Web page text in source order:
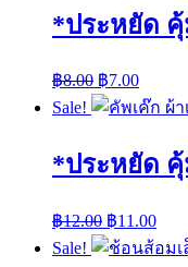
*ประหยัด คุ้
฿8.00 ฿7.00
Sale!
*ประหยัด
฿12.00 ฿11.00
Sale!